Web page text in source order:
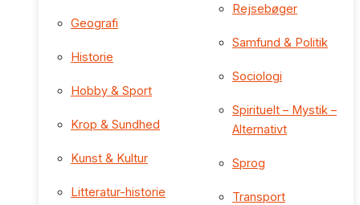
Geografi
Historie
Hobby & Sport
Krop & Sundhed
Kunst & Kultur
Litteratur-historie
Rejsebøger
Samfund & Politik
Sociologi
Spirituelt – Mystik –
Alternativt
Sprog
Transport